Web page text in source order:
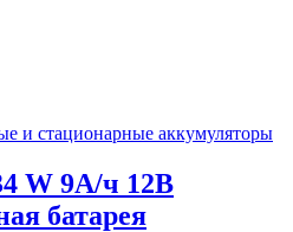
и стационарные аккумуляторы
W 9А/ч 12В
батарея